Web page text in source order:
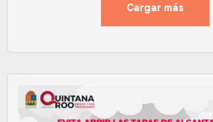
Cargar más